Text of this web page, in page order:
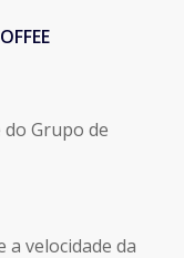
COFFEE
Grupo de
a velocidade da